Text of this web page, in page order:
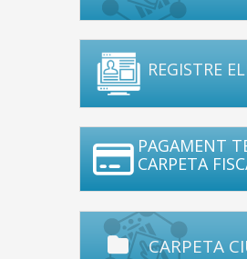
REGISTRE
PAGAMENT
CARPETA
CARPETA